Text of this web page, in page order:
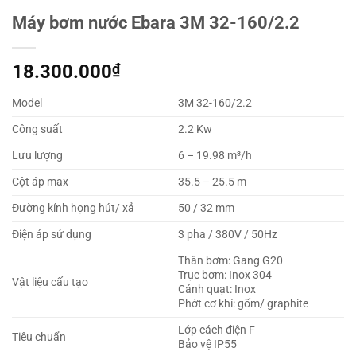
Máy bơm nước Ebara 3M 32-160/2.2
18.300.000₫
Model
3M 32-160/2.2
Công suất
2.2 Kw
Lưu lượng
6 – 19.98 m³/h
Cột áp max
35.5 – 25.5 m
Đường kính họng hút/ xả
50 / 32 mm
Điện áp sử dụng
3 pha / 380V / 50Hz
Vật liệu cấu tạo
Thân bơm: Gang G20
Trục bơm: Inox 304
Cánh quạt: Inox
Phớt cơ khí: gốm/ graphite
Tiêu chuẩn
Lớp cách điện F
Bảo vệ IP55